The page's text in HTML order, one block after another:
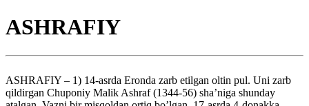
ASHRAFIY
ASHRAFIY – 1) 14-asrda Eronda zarb etilgan oltin pul. Uni zarb
qildirgan Chuponiy Malik Ashraf (1344-56) sha’niga shunday